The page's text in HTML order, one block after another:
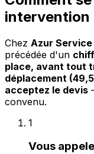
intervention
Chez Azur
précédée d'un
place, avant tout
déplacement
acceptez le devis
convenu.
1
Vous